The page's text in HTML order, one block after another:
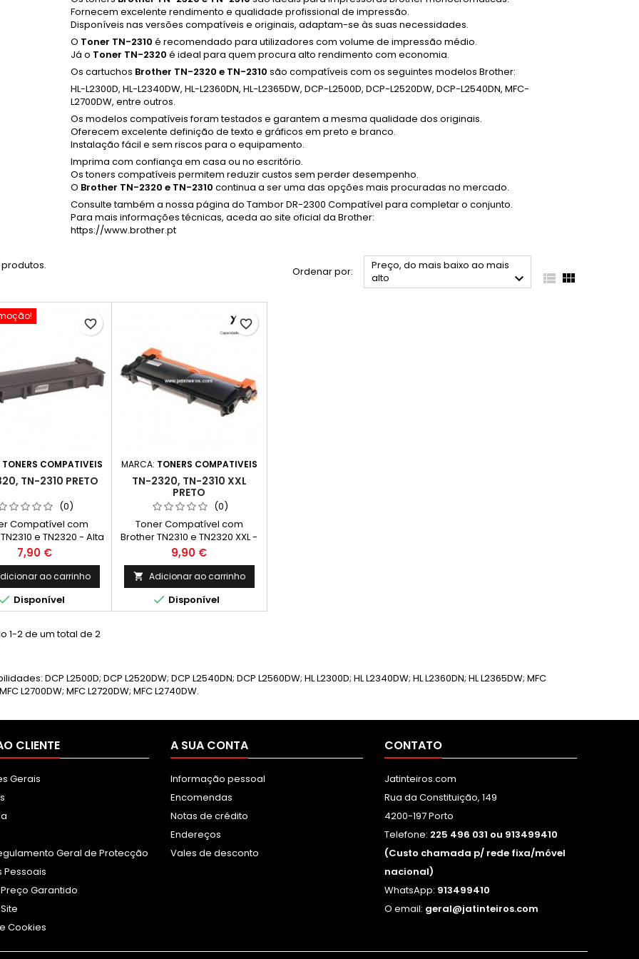
Fornecem excelente rendimento e qualidade profissional de impressão.
Disponíveis nas versões compatíveis e originais, adaptam-se às suas necessidades.
O Toner TN-2310 é recomendado para utilizadores com volume de impressão médio.
Já o Toner TN-2320 é ideal para quem procura alto rendimento com economia.
Os cartuchos Brother TN-2320 e TN-2310 são compatíveis com os seguintes modelos Brother:
HL-L2300D, HL-L2340DW, HL-L2360DN, HL-L2365DW, DCP-L2500D, DCP-L2520DW, DCP-L2540DN, MFC-
L2700DW, entre outros.
Os modelos compatíveis foram testados e garantem a mesma qualidade dos originais.
Oferecem excelente definição de texto e gráficos em preto e branco.
Instalação fácil e sem riscos para o equipamento.
Imprima com confiança em casa ou no escritório.
Os toners compatíveis permitem reduzir custos sem perder desempenho.
O Brother TN-2320 e TN-2310 continua a ser uma das opções mais procuradas no mercado.
Consulte também a nossa página do Tambor DR-2300 Compatível para completar o conjunto.
Para mais informações técnicas, aceda ao site oficial da Brother:
https://www.brother.pt
produtos. Ordenar por:
Preço, do mais baixo ao mais
alto
  
TONERS COMPATIVEIS
TN-2310 PRETO
(0)
Compatível com
e TN2320 - Alta
Cor: Preto
Médio: 2,600
Páginas*
Preço
7,90 €
ao carrinho
 Disponível
favorite_border
MARCA: TONERS COMPATIVEIS
TN-2320, TN-2310 XXL
PRETO
(0)
Toner Compatível com
Brother TN2310 e TN2320 XXL -
Alta Capacidade Cor: Preto
Rendimento Médio: 5,200
Páginas*
Preço
9,90 €
 Adicionar ao carrinho
 Disponível
favorite_border
1-2 de um total de 2
DCP L2500D; DCP L2520DW; DCP L2540DN; DCP L2560DW; HL L2300D; HL L2340DW; HL L2360DN; HL L2365DW; MFC
L2700DW; MFC L2720DW; MFC L2740DW.
CLIENTE
Gerais
Geral de Protecção
Pessoais
Garantido
Cookies
A SUA CONTA
Informação pessoal
Encomendas
Notas de crédito
Endereços
Vales de desconto
CONTATO
Jatinteiros.com
Rua da Constituição, 149
4200-197 Porto
Telefone: 225 496 031 ou 913499410
(Custo chamada p/ rede fixa/móvel
nacional)
WhatsApp: 913499410
O email: geral@jatinteiros.com